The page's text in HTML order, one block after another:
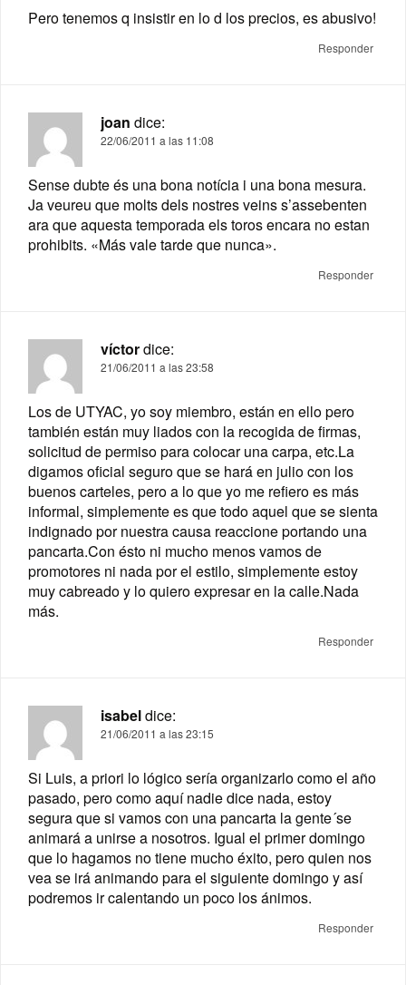
Pero tenemos q insistir en lo d los precios, es abusivo!
Responder
joan dice:
22/06/2011 a las 11:08
Sense dubte és una bona notícia i una bona mesura.
Ja veureu que molts dels nostres veins s’assebenten
ara que aquesta temporada els toros encara no estan
prohibits. «Más vale tarde que nunca».
Responder
víctordice:
21/06/2011 a las 23:58
Los de UTYAC, yo soy miembro, están en ello pero
también están muy liados con la recogida de firmas,
solicitud de permiso para colocar una carpa, etc.La
digamos oficial seguro que se hará en julio con los
buenos carteles, pero a lo que yo me refiero es más
informal, simplemente es que todo aquel que se sienta
indignado por nuestra causa reaccione portando una
pancarta.Con ésto ni mucho menos vamos de
promotores ni nada por el estilo, simplemente estoy
muy cabreado y lo quiero expresar en la calle.Nada
más.
Responder
isabeldice:
21/06/2011 a las 23:15
Si Luis, a priori lo lógico sería organizarlo como el año
pasado, pero como aquí nadie dice nada, estoy
segura que si vamos con una pancarta la gente´se
animará a unirse a nosotros. Igual el primer domingo
que lo hagamos no tiene mucho éxito, pero quien nos
vea se irá animando para el siguiente domingo y así
podremos ir calentando un poco los ánimos.
Responder